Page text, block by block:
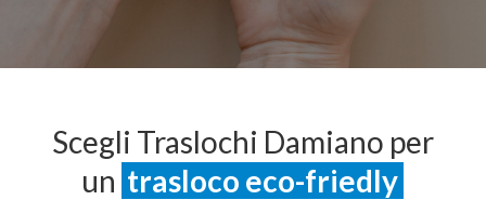
Scegli Traslochi Damiano per
un trasloco eco-friedly